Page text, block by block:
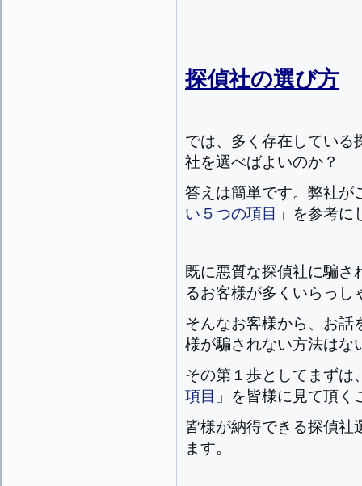
探偵社の選び方
では、多く存在している
社を選べばよいのか？
答えは簡単です。弊社が
い５つの項目」 を参考に
既に悪質な探偵社に騙さ
るお客様が多くいらっし
そんなお客様から、お話
様が騙されない方法はな
その第１歩としてまずは
項目」 を皆様に見て頂く
皆様が納得できる探偵社
ます。